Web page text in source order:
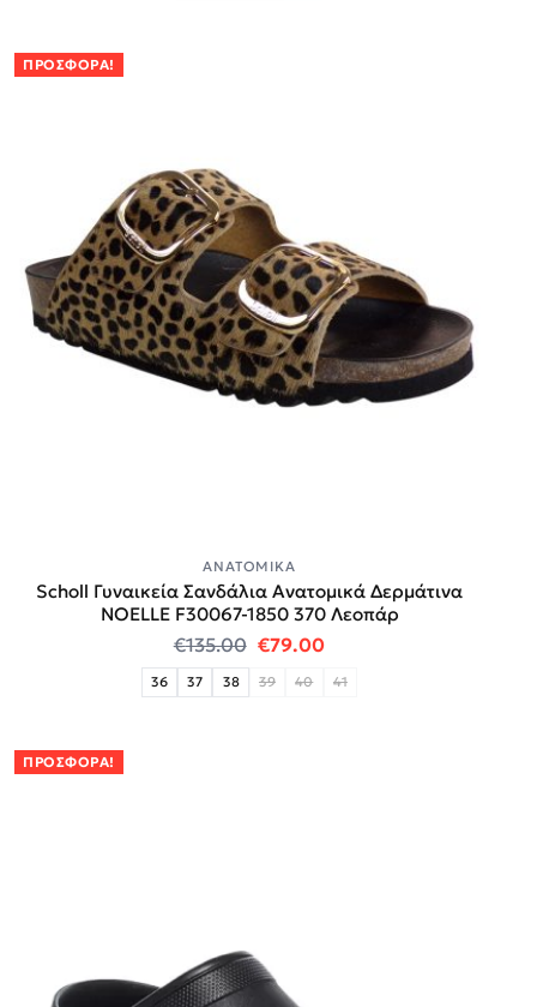
ΠΡΟΣΦΟΡΆ!
ΑΝΑΤΟΜΙΚΆ
Scholl Γυναικεία Σανδάλια Ανατομικά Δερμάτινα
NOELLE F30067-1850 370 Λεοπάρ
€135.00 Original price was: €135.00.
€79.00Η τρέχουσα τιμή
36 37 38 39 40 41
ΠΡΟΣΦΟΡΆ!